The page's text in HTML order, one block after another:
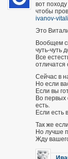
вот
чтобы
ivanov-
Это
Вообщем
чуть-чуть
Все
отличатся
Сейчас в
Но если
Если вы
Во первых
есть.
Если есть
Так же
Но лучше
Жду